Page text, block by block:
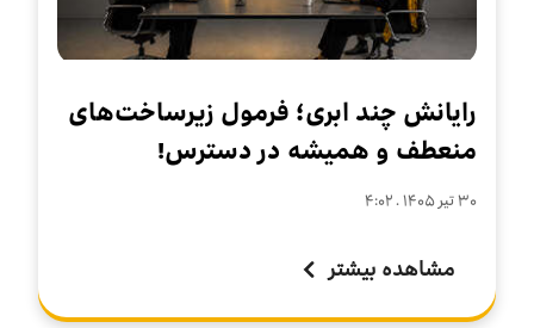
رایانش چند ابری؛ فرمول زیرساخت‌های
منعطف و همیشه در دسترس!
۳۰ تير ۱۴۰۵ . ۴:۰۲
مشاهده بیشتر